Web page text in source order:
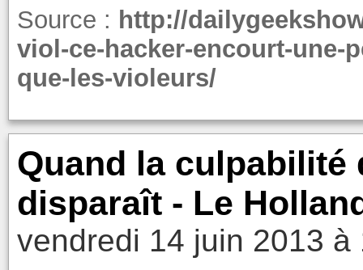
Source : http://
viol-ce-hacker-encourt-une-
que-les-violeurs/
Quand la
disparaît - Le
vendredi 14 juin 2013 à